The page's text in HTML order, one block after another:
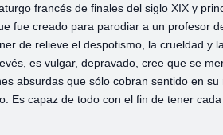
francés de finales del siglo XIX y
fue creado para parodiar a un profesor
de relieve el despotismo, la crueldad y
es vulgar, depravado, cree que se
absurdas que sólo cobran sentido en
Es capaz de todo con el fin de tener cada